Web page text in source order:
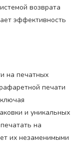
возврата
эффективность
на печатных
печати
и уникальных
на
их незаменимыми